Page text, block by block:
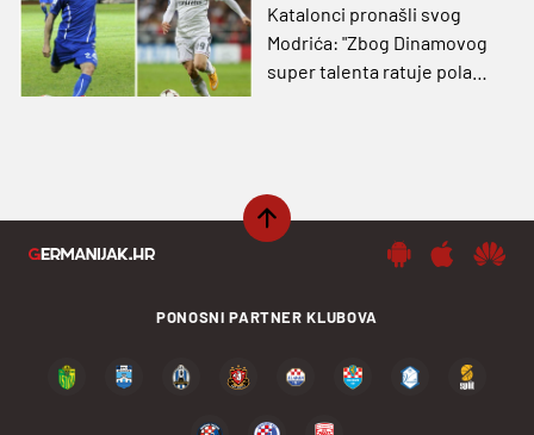
Katalonci pronašli svog
Modrića: "Zbog Dinamovog
super talenta ratuje pola
PONOSNI PARTNER KLUBOVA